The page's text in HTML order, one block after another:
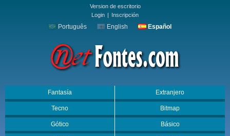
Version de escritorio
Login | Inscripción
Português English Español
Fantasía Extranjero
Tecno Bitmap
Gótico Básico